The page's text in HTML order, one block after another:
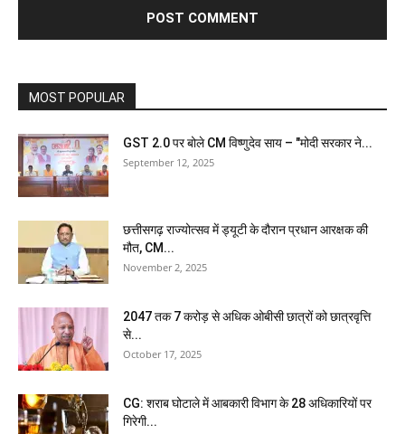
MOST POPULAR
GST 2.0 पर बोले CM विष्णुदेव साय – "मोदी सरकार ने...
September 12, 2025
छत्तीसगढ़ राज्योत्सव में ड्यूटी के दौरान प्रधान आरक्षक की
मौत, CM...
November 2, 2025
2047 तक 7 करोड़ से अधिक ओबीसी छात्रों को छात्रवृत्ति
से...
October 17, 2025
CG: शराब घोटाले में आबकारी विभाग के 28 अधिकारियों पर
गिरेगी...